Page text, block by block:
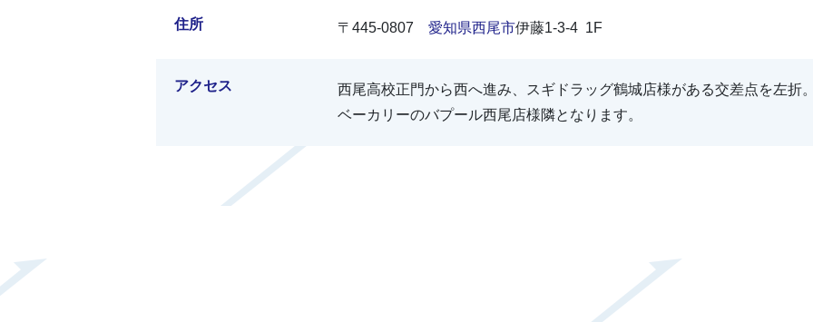
住所 〒445-0807 愛知県西尾市伊藤1-3-4 1F
アクセス
西尾高校正門から西へ進み、スギドラッグ鶴城店様がある交差点を左折
ベーカリーのバプール西尾店様隣となります。